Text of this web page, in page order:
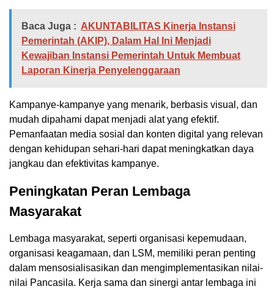
Baca Juga : AKUNTABILITAS Kinerja Instansi
Pemerintah (AKIP), Dalam Hal Ini Menjadi
Kewajiban Instansi Pemerintah Untuk Membuat
Laporan Kinerja Penyelenggaraan
Kampanye-kampanye yang menarik, berbasis visual, dan
mudah dipahami dapat menjadi alat yang efektif.
Pemanfaatan media sosial dan konten digital yang relevan
dengan kehidupan sehari-hari dapat meningkatkan daya
jangkau dan efektivitas kampanye.
Peningkatan Peran Lembaga
Masyarakat
Lembaga masyarakat, seperti organisasi kepemudaan,
organisasi keagamaan, dan LSM, memiliki peran penting
dalam mensosialisasikan dan mengimplementasikan nilai-
nilai Pancasila. Kerja sama dan sinergi antar lembaga ini